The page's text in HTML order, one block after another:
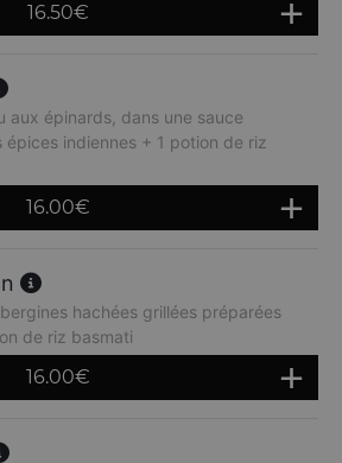
16.50€
aux épinards, dans une sauce
épices indiennes + 1 potion de riz
16.00€
hachées grillées préparées
de riz basmati
16.00€